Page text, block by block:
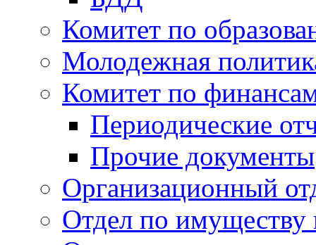
Комитет по
Молодежная
Комитет по
Периодические
Прочие документы
Организационный
Отдел по